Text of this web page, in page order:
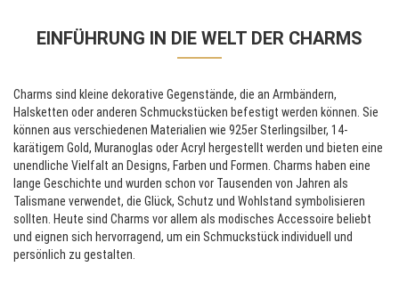
EINFÜHRUNG IN DIE WELT DER CHARMS
Charms sind kleine dekorative Gegenstände, die an Armbändern,
Halsketten oder anderen Schmuckstücken befestigt werden können. Sie
können aus verschiedenen Materialien wie 925er Sterlingsilber, 14-
karätigem Gold, Muranoglas oder Acryl hergestellt werden und bieten eine
unendliche Vielfalt an Designs, Farben und Formen. Charms haben eine
lange Geschichte und wurden schon vor Tausenden von Jahren als
Talismane verwendet, die Glück, Schutz und Wohlstand symbolisieren
sollten. Heute sind Charms vor allem als modisches Accessoire beliebt
und eignen sich hervorragend, um ein Schmuckstück individuell und
persönlich zu gestalten.